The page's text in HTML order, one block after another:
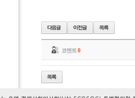
코멘트 0